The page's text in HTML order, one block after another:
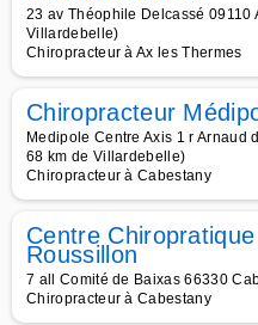
23 av Théophile Delcassé 09110
Villardebelle)
Chiropracteur à Ax les Thermes
Chiropracteur
Medipole Centre Axis 1 r Arnaud
68 km de Villardebelle)
Chiropracteur à Cabestany
Centre
Roussillon
7 all Comité de Baixas 66330
Chiropracteur à Cabestany